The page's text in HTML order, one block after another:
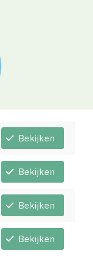
Bekijken
Bekijken
Bekijken
Bekijken